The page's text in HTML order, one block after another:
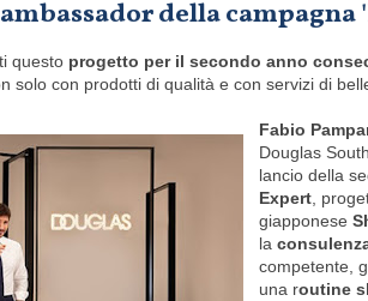
della campagna
questo progetto per il secondo anno
solo con prodotti di qualità e con servizi di
Fabio
Douglas
lancio della
Expert,
giapponese
la
competente,
una routine